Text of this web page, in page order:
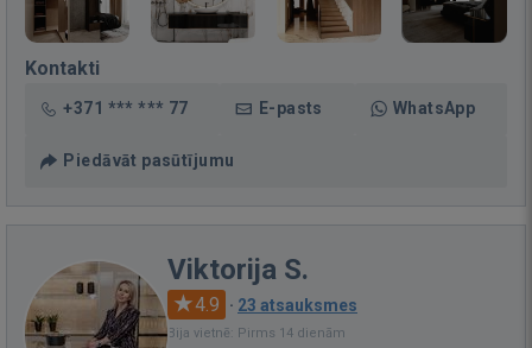
Kontakti
+371 *** *** 77 E-pasts WhatsApp
Piedāvāt pasūtījumu
Viktorija S.
4.9 · 23 atsauksmes
Bija vietnē: Pirms 14 dienām